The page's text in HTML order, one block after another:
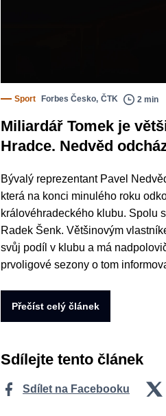
Sport Forbes Česko, ČTK 2 min
Miliardář Tomek je
Hradce. Nedvěd
Bývalý reprezentant Pavel
která na konci minulého roku
královéhradeckého klubu. Spolu
Radek Šenk. Většinovým
svůj podíl v klubu a má
prvoligové sezony o tom
Přečíst celý článek
Sdílejte tento článek
Sdílet na Facebooku